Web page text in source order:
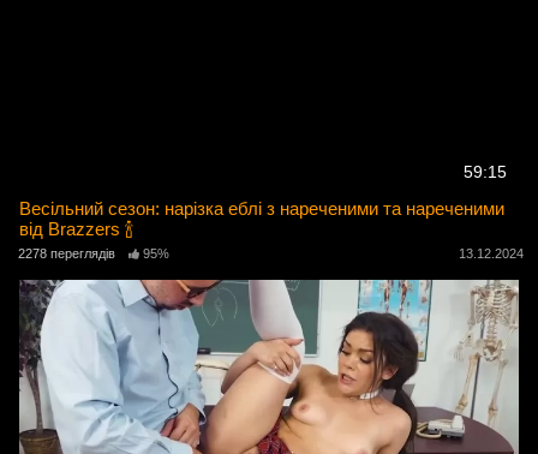
59:15
Весільний сезон: нарізка еблі з нареченими та нареченими
від Brazzers 🍾
2278 переглядів 95% 13.12.2024